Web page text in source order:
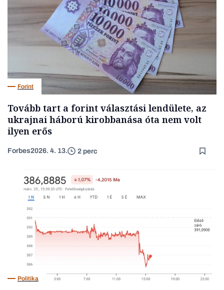
Forint
Tovább tart a forint választási lendülete, az
ukrajnai háború kirobbanása óta nem volt
ilyen erős
Forbes2026. 4. 13. 2 perc
Politika